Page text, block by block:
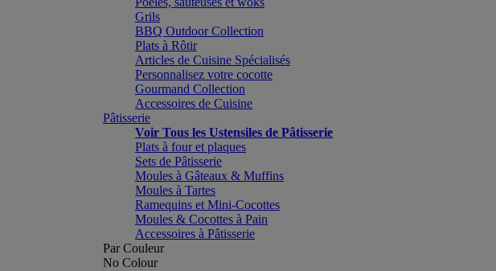
Grils
BBQ Outdoor Collection
Plats à Rôtir
Articles de Cuisine Spécialisés
Personnalisez votre cocotte
Gourmand Collection
Accessoires de Cuisine
Pâtisserie
Voir Tous les Ustensiles de Pâtisserie
Plats à four et plaques
Sets de Pâtisserie
Moules à Gâteaux & Muffins
Moules à Tartes
Ramequins et Mini-Cocottes
Moules & Cocottes à Pain
Accessoires à Pâtisserie
Par Couleur
No Colour